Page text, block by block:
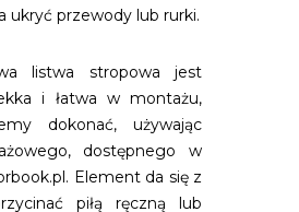
ukryć przewody lub rurki.
listwa stropowa jest
i łatwa w montażu,
dokonać, używając
dostępnego w
Element da się z
piłą ręczną lub